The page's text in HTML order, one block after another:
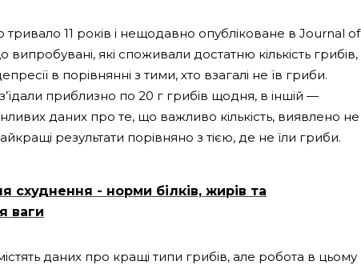
11 років і нещодавно опубліковане в Journal of
які споживали достатню кількість грибів,
в порівнянні з тими, хто взагалі не їв гриби.
приблизно по 20 г грибів щодня, в іншій —
даних про те, що важливо кількість, виявлено не
результати порівняно з тією, де не їли гриби.
схуднення - норми білків, жирів та
ваги
даних про кращі типи грибів, але робота в цьому